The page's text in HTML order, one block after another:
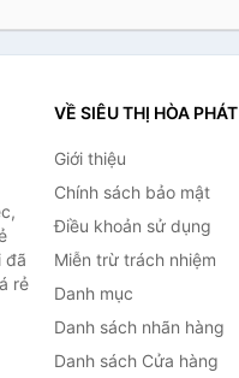
đã
rẻ
VỀ SIÊU THỊ HÒA PHÁT
Giới thiệu
Chính sách bảo mật
Điều khoản sử dụng
Miễn trừ trách nhiệm
Danh mục
Danh sách nhãn hàng
Danh sách Cửa hàng